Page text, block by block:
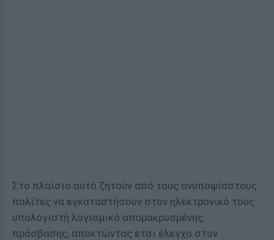
Στο πλαίσιο αυτό ζητούν από τους ανυποψίαστους
πολίτες να εγκαταστήσουν στον ηλεκτρονικό τους
υπολογιστή λογισμικό απομακρυσμένης
πρόσβασης, αποκτώντας έτσι έλεγχο στον